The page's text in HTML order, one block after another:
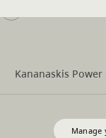
Kananaskis